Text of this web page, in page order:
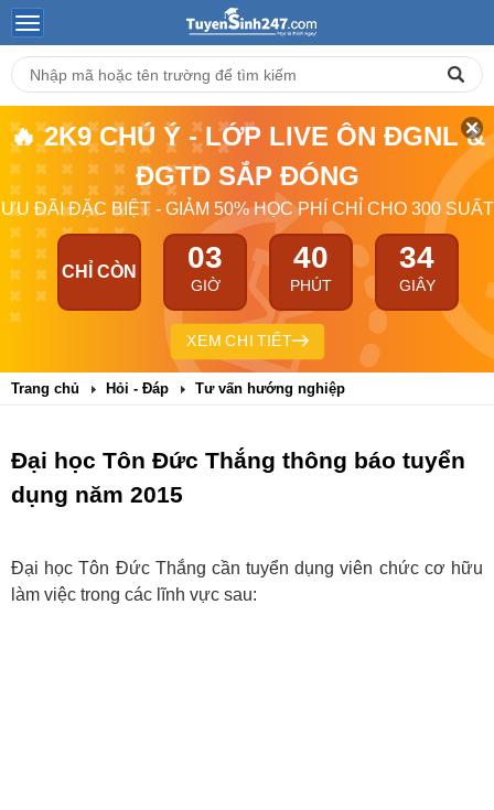
🔥 2K9 CHÚ Ý - LỚP LIVE ÔN ĐGNL &
ĐGTD SẮP ĐÓNG
ƯU ĐÃI ĐẶC BIỆT - GIẢM 50% HỌC PHÍ CHỈ CHO 300 SUẤT
CHỈ CÒN 03
GIỜ
40
PHÚT
33
GIÂY
XEM CHI TIẾT
Trang chủ Hỏi - Đáp Tư vấn hướng nghiệp
Đại học Tôn Đức Thắng thông báo tuyển
dụng năm 2015
Đại học Tôn Đức Thắng cần tuyển dụng viên chức cơ hữu
làm việc trong các lĩnh vực sau: